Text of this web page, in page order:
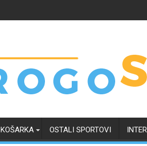
KOŠARKA OSTALI SPORTOVI